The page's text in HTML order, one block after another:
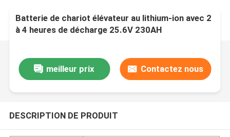
Batterie de chariot élévateur au lithium-ion avec 2
à 4 heures de décharge 25.6V 230AH
meilleur prix Contactez nous
DESCRIPTION DE PRODUIT